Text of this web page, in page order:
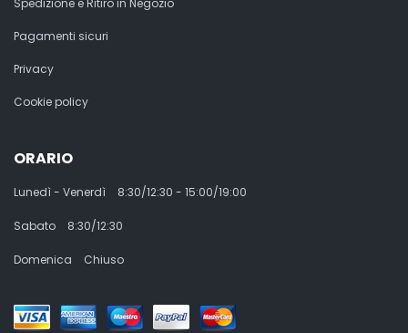
Spedizione e Ritiro in Negozio
Pagamenti sicuri
Privacy
Cookie policy
ORARIO
Lunedì - Venerdì 8:30/12:30 - 15:00/19:00
Sabato 8:30/12:30
Domenica Chiuso